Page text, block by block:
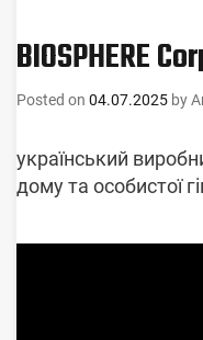
BIOSPHERE
Posted on 04.07.2025 by
український
дому та особистої